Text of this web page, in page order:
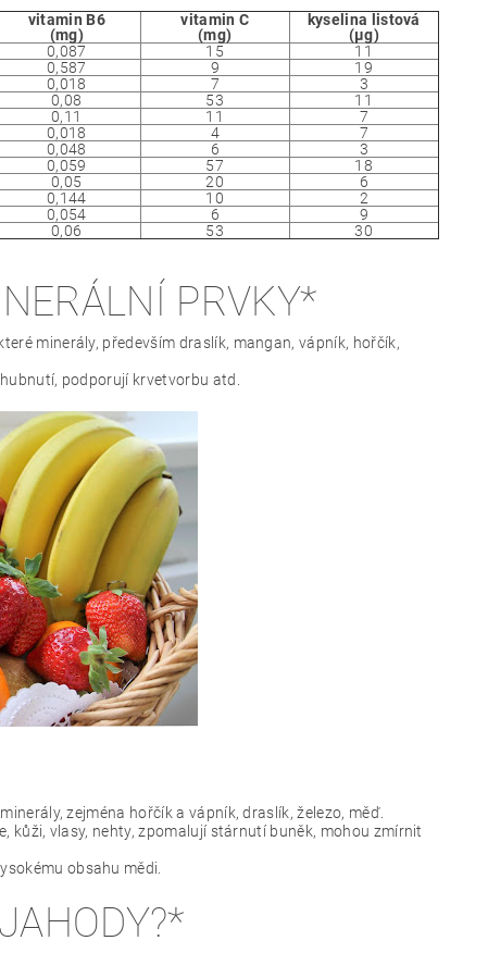
vitamin B6
(mg)
vitamin C
(mg)
kyselina listová
(μg)
0,087 15
11
0,587 9
19
0,018 7
3
0,08 53
11
0,11 11
7
0,018 4
7
0,048 6
3
0,059 57
18
0,05 20
6
0,144 10
2
0,054 6
9
0,06 53 30
PRVKY*
minerály, především draslík, mangan, vápník, hořčík,
podporují krvetvorbu atd.
zejména hořčík a vápník, draslík, železo, měď.
kůži, vlasy, nehty, zpomalují stárnutí buněk, mohou zmírnit
obsahu mědi.